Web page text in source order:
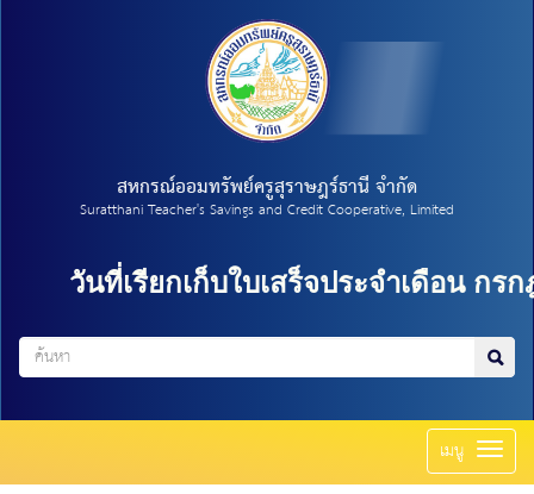
สหกรณ์ออมทรัพย์ครูสุราษฎร์ธานี จำกัด
Suratthani Teacher's Savings and Credit Cooperative, Limited
ที่เรียกเก็บใบเสร็จประจำเดือน กรกฎาคม
เมนู Toggle